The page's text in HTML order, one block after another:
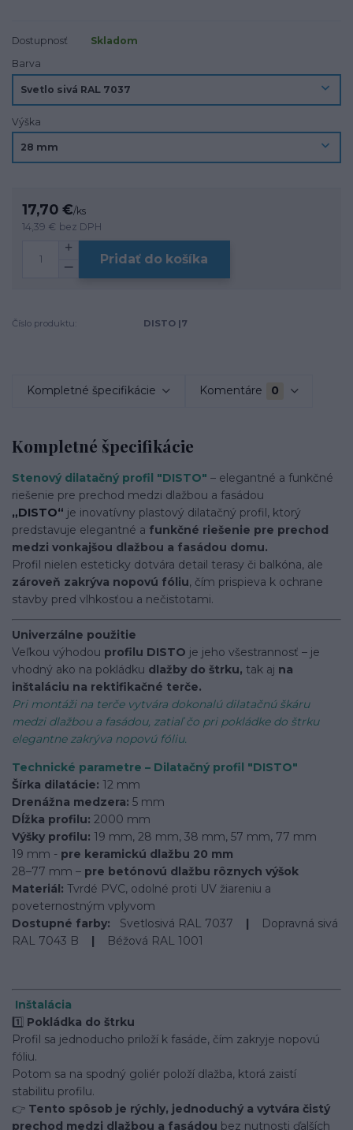
Dostupnosť
Skladom
Barva
Výška
17,70 €/ks
14,39 € bez DPH
Pridať do košíka
Číslo produktu: DISTO |7
Kompletné špecifikácie Komentáre 0
Kompletné špecifikácie
Stenový dilatačný profil "DISTO" – elegantné a funkčné
riešenie pre prechod medzi dlažbou a fasádou
„DISTO“ je inovatívny plastový dilatačný profil, ktorý
predstavuje elegantné a funkčné riešenie pre prechod
medzi vonkajšou dlažbou a fasádou domu.
Profil nielen esteticky dotvára detail terasy či balkóna, ale
zároveň zakrýva nopovú fóliu, čím prispieva k ochrane
stavby pred vlhkosťou a nečistotami.
Univerzálne použitie
Veľkou výhodou profilu DISTO je jeho všestrannosť – je
vhodný ako na pokládku dlažby do štrku, tak aj na
inštaláciu na rektifikačné terče.
Pri montáži na terče vytvára dokonalú dilatačnú škáru
medzi dlažbou a fasádou, zatiaľ čo pri pokládke do štrku
elegantne zakrýva nopovú fóliu.
Technické parametre – Dilatačný profil "DISTO"
Šírka dilatácie: 12 mm
Drenážna medzera: 5 mm
Dĺžka profilu: 2000 mm
Výšky profilu: 19 mm, 28 mm, 38 mm, 57 mm, 77 mm
19 mm - pre keramickú dlažbu 20 mm
28–77 mm – pre betónovú dlažbu rôznych výšok
Materiál: Tvrdé PVC, odolné proti UV žiareniu a
poveternostným vplyvom
Dostupné farby: Svetlosivá RAL 7037 |
Dopravná sivá
RAL 7043 B | Béžová RAL 1001
Inštalácia
1️⃣ Pokládka do štrku
Profil sa jednoducho priloží k fasáde, čím zakryje nopovú
fóliu.
Potom sa na spodný goliér položí dlažba, ktorá zaistí
stabilitu profilu.
👉 Tento spôsob je rýchly, jednoduchý a vytvára čistý
prechod medzi dlažbou a fasádou bez nutnosti ďalších